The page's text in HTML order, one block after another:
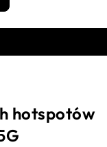
hotspotów